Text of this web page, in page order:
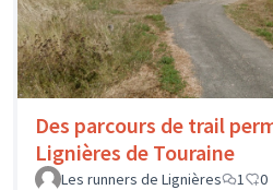
Des parcours de trail
Lignières de Touraine
Les runners de Lignières
1 0